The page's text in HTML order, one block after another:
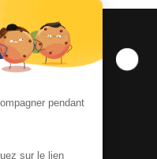
varois.